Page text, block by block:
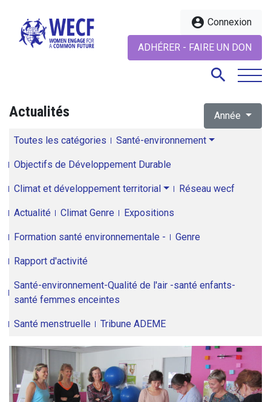
account_circle Connexion
ADHÉRER - FAIRE UN DON
search
Actualités Année
Toutes les catégories Santé-environnement
Objectifs de Développement Durable
Climat et développement territorial Réseau wecf
Actualité Climat Genre Expositions
Formation santé environnementale - Genre
Rapport d'activité
Santé-environnement-Qualité de l'air -santé enfants-
santé femmes enceintes
Santé menstruelle Tribune ADEME